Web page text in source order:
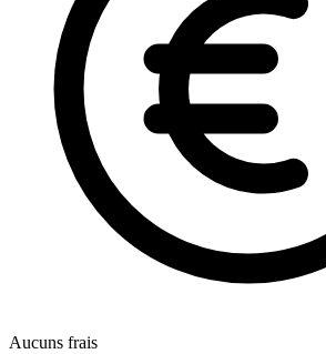
Aucuns frais